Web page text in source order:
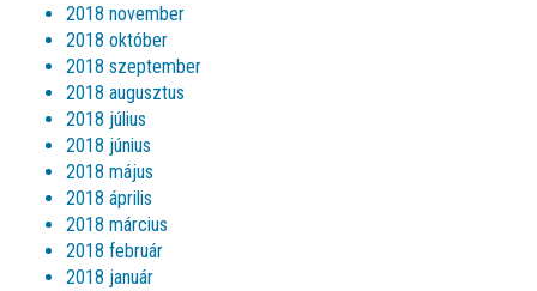
2018 november
2018 október
2018 szeptember
2018 augusztus
2018 július
2018 június
2018 május
2018 április
2018 március
2018 február
2018 január